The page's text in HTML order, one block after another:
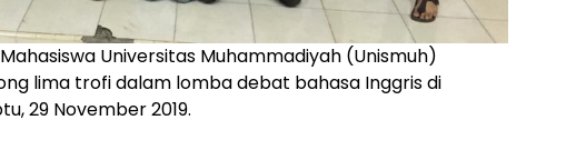
Universitas Muhammadiyah (Unismuh)
lima trofi dalam lomba debat bahasa Inggris di
29 November 2019.